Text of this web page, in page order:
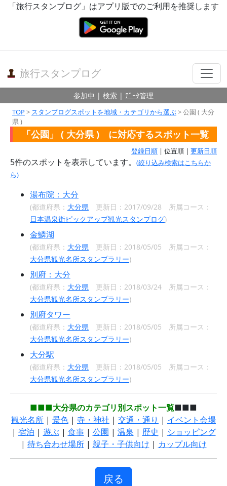
「旅行スタンプログ」はアプリ版でのご利用を推奨します
旅行スタンプログ
参加中 | 検索 | ﾃﾞｰﾀ管理
TOP> スタンプログスポットを地域・カテゴリから選ぶ> 公園 ( 大分
県 )
「公園」 ( 大分県 ) に対応するスポット一覧
登録日順 | 位置順 | 更新日順
5件のスポットを表示しています。
(絞り込み検索はこちらか
ら)
湯布院：大分
(都道府県： 大分県 更新日：2017/09/28 所属コース：
日本温泉街ピックアップ観光スタンプログ)
金鱗湖
(都道府県： 大分県 更新日：2018/05/05 所属コース：
大分県観光名所スタンプラリー)
別府：大分
(都道府県： 大分県 更新日：2018/03/24 所属コース：
大分県観光名所スタンプラリー)
別府タワー
(都道府県： 大分県 更新日：2018/05/05 所属コース：
大分県観光名所スタンプラリー)
大分駅
(都道府県： 大分県 更新日：2018/05/05 所属コース：
大分県観光名所スタンプラリー)
■■■大分県のカテゴリ別スポット一覧■■■
観光名所 | 景色 | 寺・神社 | 交通・通り | イベント会場
| 宿泊 | 遊ぶ| 食事| 公園 | 温泉 | 歴史 | ショッピング
| 待ち合わせ場所| 親子・子供向け | カップル向け
戻る